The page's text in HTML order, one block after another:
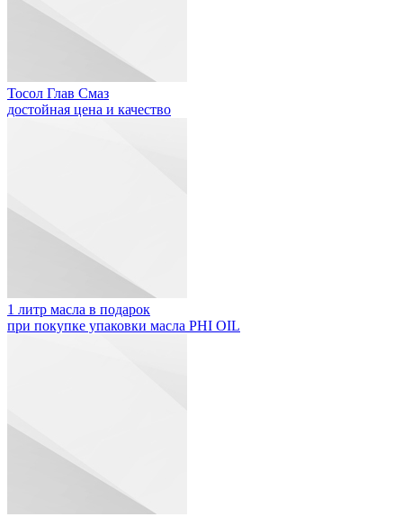
Тосол Глав Смаз
достойная цена и качество
1 литр масла в подарок
при покупке упаковки масла PHI OIL